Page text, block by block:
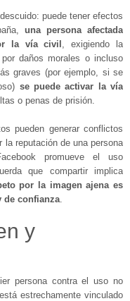
puede tener efectos
una persona afectada
la vía civil , exigiendo la
daños morales o incluso
graves (por ejemplo, si se
se puede activar la vía
o penas de prisión.
pueden generar conflictos
la reputación de una persona
promueve el uso
que compartir implica
por la imagen ajena es
de confianza
y
persona contra el uso no
estrechamente vinculado